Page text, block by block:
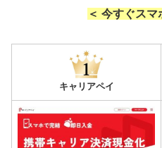
＜ 今すぐスマ
キャリアペイ